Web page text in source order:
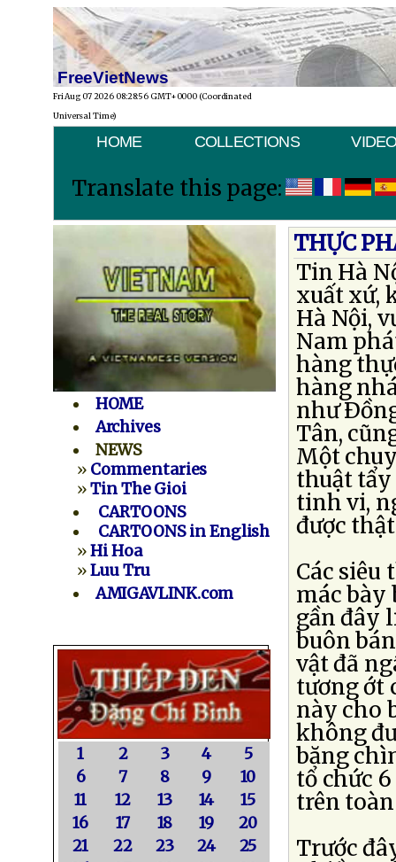
FreeVietNews
Fri Aug 07 2026 08:28:56 GMT+0000 (Coordinated
Universal Time)
HOME COLLECTIONS
Translate this page:
HOME
Archives
NEWS
» Commentaries
»Tin The Gioi
CARTOONS
CARTOONS in English
»Hi Hoa
»Luu Tru
AMIGAVLINK.com
1 2 3 4
5
6
7 8 9
10
11
12 13 14
15
16
17 18 19
20
21
22 23 24
25
THỰC
Tin Hà
xuất xứ,
Hà Nội,
Nam
hàng
hàng
như
Tân,
Một
thuật
tinh vi,
được
Các
mác bày
gần đây
buôn
vật đã
tương ớt
này cho
không
băng
tổ chức
trên
Trước